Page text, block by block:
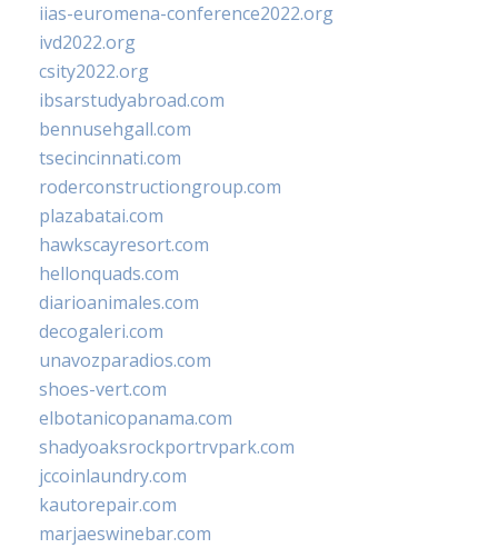
iias-euromena-conference2022.org
ivd2022.org
csity2022.org
ibsarstudyabroad.com
bennusehgall.com
tsecincinnati.com
roderconstructiongroup.com
plazabatai.com
hawkscayresort.com
hellonquads.com
diarioanimales.com
decogaleri.com
unavozparadios.com
shoes-vert.com
elbotanicopanama.com
shadyoaksrockportrvpark.com
jccoinlaundry.com
kautorepair.com
marjaeswinebar.com